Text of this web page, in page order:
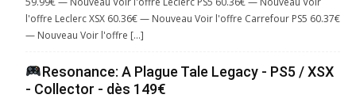
l'offre Leclerc XSX 60.36€ — Nouveau Voir l'offre Carrefour PS5 60.37€
— Nouveau Voir l'offre […]
Resonance: A Plague Tale Legacy - PS5 / XSX
- Collector - dès 149€